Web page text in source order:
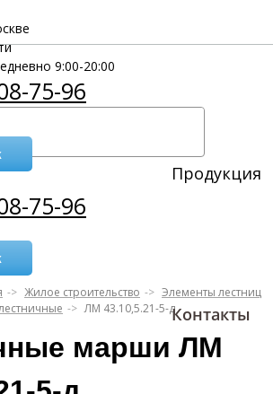
Продукция
Контакты
9:00-20:00
75-96
75-96
Жилое строительство
Элементы лестниц
ЛМ 43.10,5.21-5-д
марши ЛМ